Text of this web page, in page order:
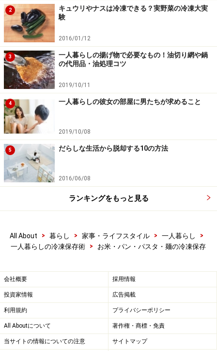
さぱさになり、美味しくありません。
食パンなら一枚ずつ、また大きなものは一回に食べる量
に切ってから、ラップに包んで、フリージングバッグに
入れて冷凍します。パンをつぶさないように気をつけな
がらも、できるだけ空気をしっかり抜くのがポイント。
食べるときには、薄めの食パンであれば、凍ったままト
ースターなどで焼きます。トースターは事前に温めてお
き、いつもより少し長めに焼いた方が美味しく焼きあが
ります。解凍する過程で水分が抜けてパサパサするのが
気になるときは、凍ったままバターやマーガリン、オリ
ーブオイル、ピザソース、チーズなどを塗ったり乗せた
りして焼くと、しっとりと焼きあがります。
ロールパンやベーグルなども同じようにして冷凍保存で
きますが、具の入った総菜パンなどは中身によっては冷
や、ロールパンやベーグルなど厚みのあるパンは、凍っ
たままトースターに入れても中まで火が通らないことが
い。急ぐときは電子レンジで30秒ほど解凍してから、ト
ースターに入れてもOKです。
次のページでは、パスタやその他麺類の冷凍保存のコツ
をお届けします。余ってしまったものを上手に保存すれ
ば、一手間ラクになりますよ！＞＞次のページへ
2
キュウリやナスは冷凍できる？実野菜の冷凍大実
験
2016/01/12
3
一人暮らしの揚げ物で必要なもの！油切り網や鍋
の代用品・油処理コツ
2019/10/11
4 一人暮らしの彼女の部屋に男たちが求めること
2019/10/08
5 だらしな生活から脱却する10の方法
2016/06/08
ランキングをもっと見る
All About > 暮らし > 家事・ライフスタイル > 一人暮らし
>
一人暮らしの冷凍保存術
> お米・パン・パスタ・麺の冷凍保存
会社概要 採用情報
投資家情報 広告掲載
利用規約 プライバシーポリシー
All Aboutについて 著作権・商標・免責
当サイトの情報についての注意 サイトマップ